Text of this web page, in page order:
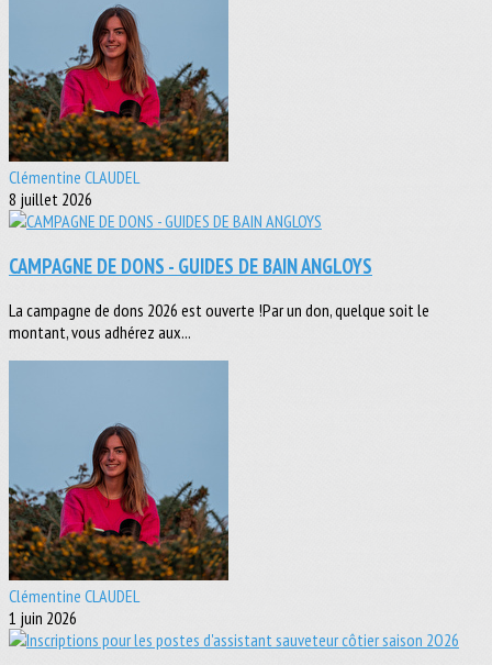
Clémentine CLAUDEL
8 juillet 2026
CAMPAGNE DE DONS - GUIDES DE BAIN ANGLOYS
La campagne de dons 2026 est ouverte !Par un don, quelque soit le
montant, vous adhérez aux...
Clémentine CLAUDEL
1 juin 2026